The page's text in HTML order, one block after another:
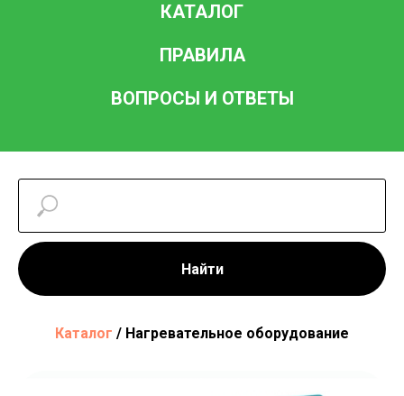
КАТАЛОГ
ПРАВИЛА
ВОПРОСЫ И ОТВЕТЫ
Найти
Каталог / Нагревательное оборудование